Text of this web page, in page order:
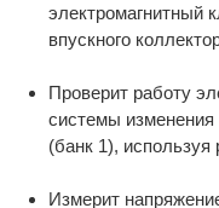
электромагнитный
впускного
Проверит работу
системы изменения
(банк 1),
Измерит